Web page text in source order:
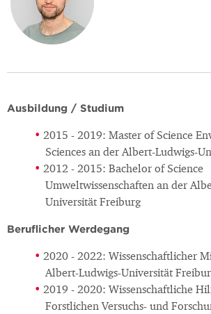
Ausbildung / Studium
2015 - 2019: Master of Science
Sciences an der Albert-Ludwigs-
2012 - 2015: Bachelor of Science
Umweltwissenschaften an der
Universität Freiburg
Beruflicher Werdegang
2020 - 2022: Wissenschaftlicher
Albert-Ludwigs-Universität
2019 - 2020: Wissenschaftliche
Forstlichen Versuchs- und